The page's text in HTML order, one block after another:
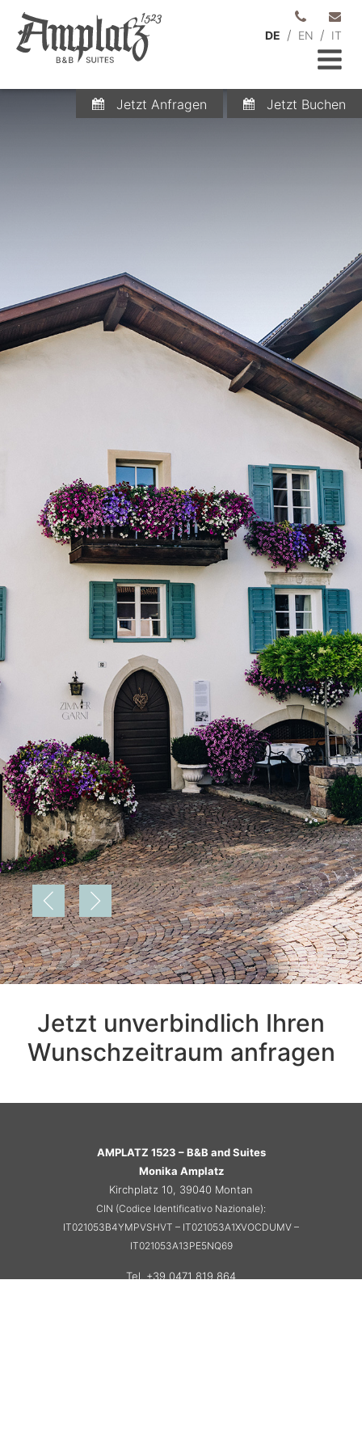
DE / EN / IT
Jetzt Anfragen Jetzt Buchen
Jetzt unverbindlich Ihren
Wunschzeitraum anfragen
AMPLATZ 1523 – B&B and Suites
Monika Amplatz
Kirchplatz 10, 39040 Montan
CIN (Codice Identificativo Nazionale):
IT021053B4YMPVSHVT – IT021053A1XVOCDUMV –
IT021053A13PE5NQ69
Tel. +39 0471 819 864